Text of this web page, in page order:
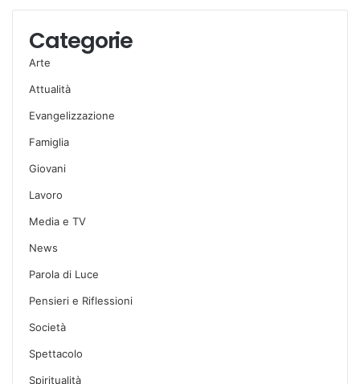
Categorie
Arte
Attualità
Evangelizzazione
Famiglia
Giovani
Lavoro
Media e TV
News
Parola di Luce
Pensieri e Riflessioni
Società
Spettacolo
Spiritualità